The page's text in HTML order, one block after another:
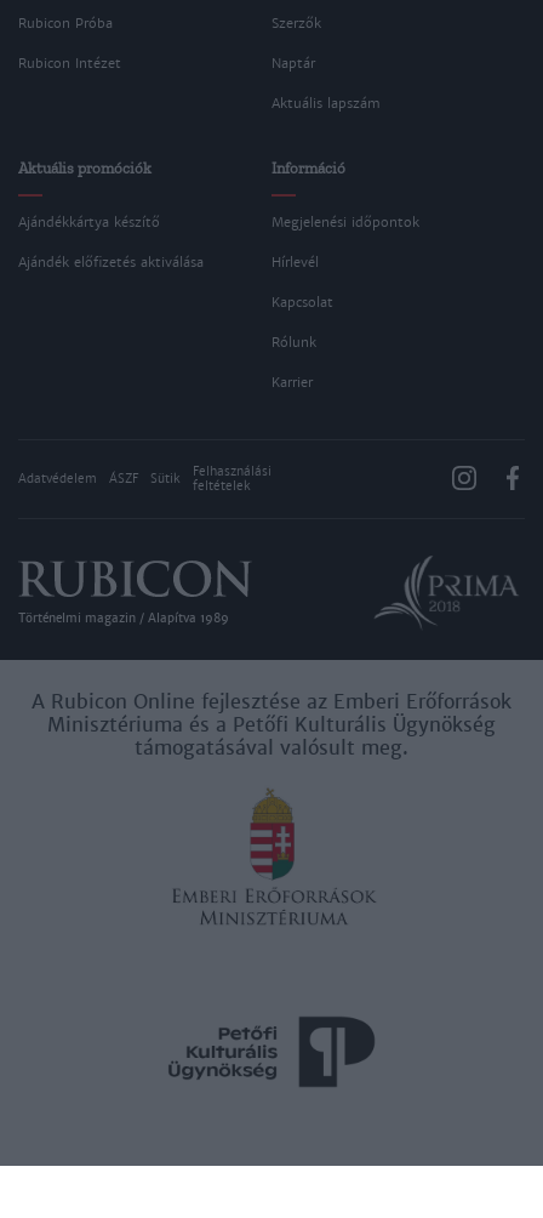
Rubicon Próba
Rubicon Intézet
Szerzők
Naptár
Aktuális lapszám
Aktuális promóciók
Ajándékkártya készítő
Ajándék előfizetés aktiválása
Információ
Megjelenési időpontok
Hírlevél
Kapcsolat
Rólunk
Karrier
Adatvédelem ÁSZF Sütik
Felhasználási
feltételek
Történelmi magazin / Alapítva 1989
A Rubicon Online fejlesztése az Emberi Erőforrások
Minisztériuma és a Petőfi Kulturális Ügynökség
támogatásával valósult meg.